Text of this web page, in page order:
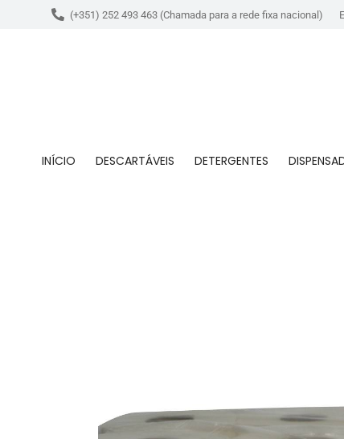
(+351) 252 493 463 (Chamada para a rede fixa nacional)
INÍCIO DESCARTÁVEIS DETERGENTES